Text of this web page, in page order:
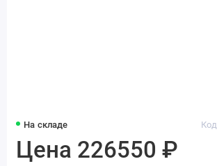
На складе
Цена 226550 ₽